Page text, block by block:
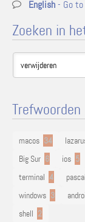
English- Go
Zoeken in
Trefwoorden
macos 34
Big Sur 6 ios 5
terminal 4 pascal
windows 3
shell 2